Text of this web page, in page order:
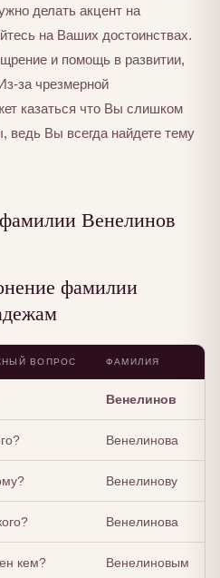
делать акцент на
на Ваших достоинствах.
и помощь в развитии,
за чрезмерной
казаться что Вы слишком
ведь Вы всегда найдете тему
Венелинов
фамилии
ВОПРОС ФАМИЛИЯ
Венелинов
Венелинова
Венелинову
Венелинова
кем? Венелиновым